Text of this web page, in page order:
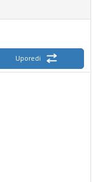
Uporedi